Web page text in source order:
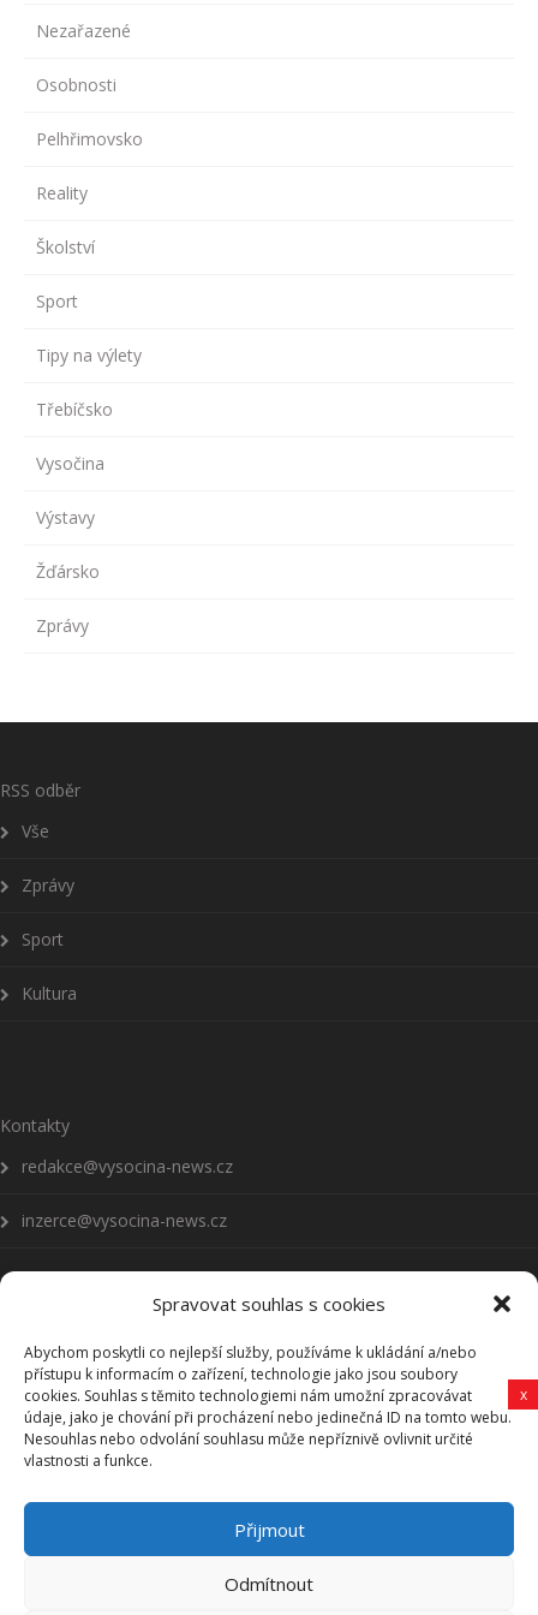
Spravovat souhlas s cookies
Abychom poskytli co nejlepší služby, používáme k ukládání a/nebo
přístupu k informacím o zařízení, technologie jako jsou soubory
cookies. Souhlas s těmito technologiemi nám umožní zpracovávat
údaje, jako je chování při procházení nebo jedinečná ID na tomto webu.
Nesouhlas nebo odvolání souhlasu může nepříznivě ovlivnit určité
vlastnosti a funkce.
Přijmout
Odmítnout
Nezařazené
Osobnosti
Pelhřimovsko
Reality
Školství
Sport
Tipy na výlety
Třebíčsko
Vysočina
Výstavy
Žďársko
Zprávy
RSS odběr
Vše
Zprávy
Sport
Kultura
Kontakty
redakce@vysocina-news.cz
inzerce@vysocina-news.cz
Přihlásit se k odběru novinek
Všeobecné podmínky
Vysočina-news.cz
Zpravodajství z Vysočiny
x